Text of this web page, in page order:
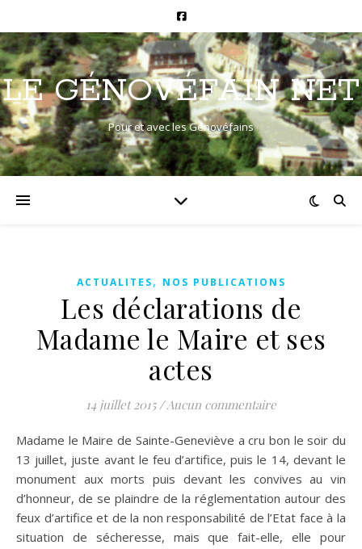
LE GÉNOVÉFAIN NET
Pour et avec les Génovéfains
ACTUALITES, NOS PUBLICATIONS
Les déclarations de
Madame le Maire et ses
actes
14 juillet 2015 /Aucun commentaire
Madame le Maire de Sainte-Geneviève a cru bon le soir du
13 juillet, juste avant le feu d’artifice, puis le 14, devant le
monument aux morts puis devant les convives au vin
d’honneur, de se plaindre de la réglementation autour des
feux d’artifice et de la non responsabilité de l’Etat face à la
situation de sécheresse, mais que fait-elle, elle pour